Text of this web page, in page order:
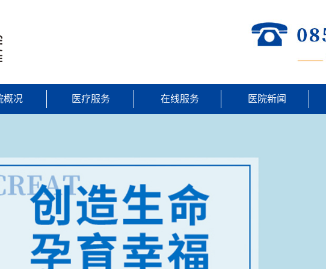
概况 医疗服务 在线服务 医院新闻